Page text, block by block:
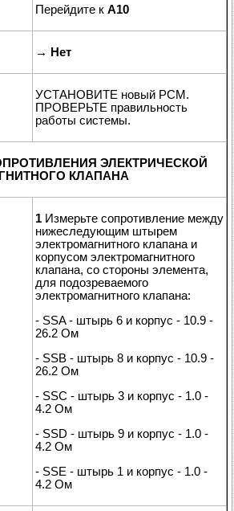
Перейдите к A10
→ Нет
УСТАНОВИТЕ новый PCM.
ПРОВЕРЬТЕ правильность
работы системы.
ЭЛЕКТРИЧЕСКОЙ
КЛАПАНА
1 Измерьте сопротивление между
нижеследующим штырем
электромагнитного клапана и
корпусом электромагнитного
клапана, со стороны элемента,
для подозреваемого
электромагнитного клапана:
- SSA - штырь 6 и корпус - 10.9 -
26.2 Ом
- SSB - штырь 8 и корпус - 10.9 -
26.2 Ом
- SSC - штырь 3 и корпус - 1.0 -
4.2 Ом
- SSD - штырь 9 и корпус - 1.0 -
4.2 Ом
- SSE - штырь 1 и корпус - 1.0 -
4.2 Ом